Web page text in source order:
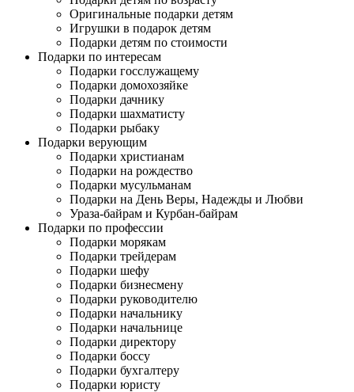
Оригинальные подарки детям
Игрушки в подарок детям
Подарки детям по стоимости
Подарки по интересам
Подарки госслужащему
Подарки домохозяйке
Подарки дачнику
Подарки шахматисту
Подарки рыбаку
Подарки верующим
Подарки христианам
Подарки на рождество
Подарки мусульманам
Подарки на День Веры, Надежды и Любви
Ураза-байрам и Курбан-байрам
Подарки по профессии
Подарки морякам
Подарки трейдерам
Подарки шефу
Подарки бизнесмену
Подарки руководителю
Подарки начальнику
Подарки начальнице
Подарки директору
Подарки боссу
Подарки бухгалтеру
Подарки юристу